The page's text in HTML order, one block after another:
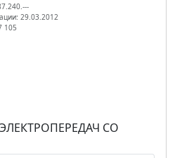
29.03.2012
105
СО